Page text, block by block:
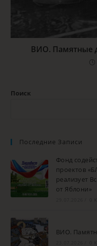
ВИО. Памятные
Поиск
Последние Записи
Фонд
проектов
реализует
от Яблони»
ВИО.